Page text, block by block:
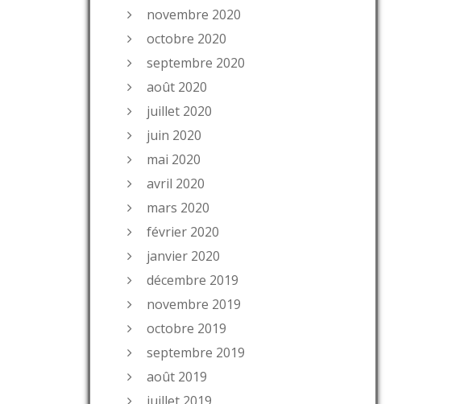
novembre 2020
octobre 2020
septembre 2020
août 2020
juillet 2020
juin 2020
mai 2020
avril 2020
mars 2020
février 2020
janvier 2020
décembre 2019
novembre 2019
octobre 2019
septembre 2019
août 2019